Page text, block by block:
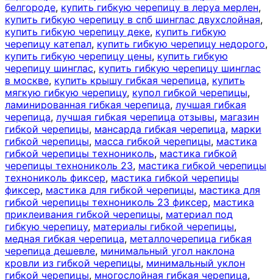
белгороде, купить гибкую черепицу в леруа мерлен,
купить гибкую черепицу в спб шинглас двухслойная,
купить гибкую черепицу деке, купить гибкую
черепицу катепал, купить гибкую черепицу недорого,
купить гибкую черепицу цены, купить гибкую
черепицу шинглас, купить гибкую черепицу шинглас
в москве, купить крышу гибкая черепица, купить
мягкую гибкую черепицу, купол гибкой черепицы,
ламинированная гибкая черепица, лучшая гибкая
черепица, лучшая гибкая черепица отзывы, магазин
гибкой черепицы, мансарда гибкая черепица, марки
гибкой черепицы, масса гибкой черепицы, мастика
гибкой черепицы технониколь, мастика гибкой
черепицы технониколь 23, мастика гибкой черепицы
технониколь фиксер, мастика гибкой черепицы
фиксер, мастика для гибкой черепицы, мастика для
гибкой черепицы технониколь 23 фиксер, мастика
приклеивания гибкой черепицы, материал под
гибкую черепицу, материалы гибкой черепицы,
медная гибкая черепица, металлочерепица гибкая
черепица дешевле, минимальный угол наклона
кровли из гибкой черепицы, минимальный уклон
гибкой черепицы, многослойная гибкая черепица,